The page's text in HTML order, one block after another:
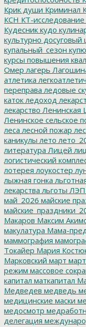
Крик души Криминал
КСН КТ-исследование
Кудесник кудо
культурно досуговый
купальный_сезон
курсы повышения
Омер лагерь
атлетика
переправа ледовые
каток ледоход
лекарство Ленинская
Ленинское сельское
леса лесной пожар
каникулы лето
литература Лицей
логистический
лотерея лоукостер
лыжная гонка
лекарства льготы ЛЭП
май_2026 майские
Макаров Максим
макулатура Мама-
маммография
Токайер Мария
Марковский март
режим массовое
капитал маткапитал
Медведев медведь
медицинские маски
медосмотр
делегация